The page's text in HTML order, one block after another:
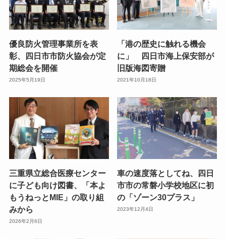
優良防火管理事業所を表
彰、四日市市防火協会が定
期総会を開催
2025年5月19日
「港の歴史に触れる機会
に」 四日市海上保安部が
旧版海図寄贈
2021年10月18日
三重県立総合医療センター
に子ども向け図書、「本よ
もうねっとMIE」の取り組
みから
2026年2月6日
車の速度落としてね、四日
市市の常磐小学校地区に初
の「ゾーン30プラス」
2023年12月4日